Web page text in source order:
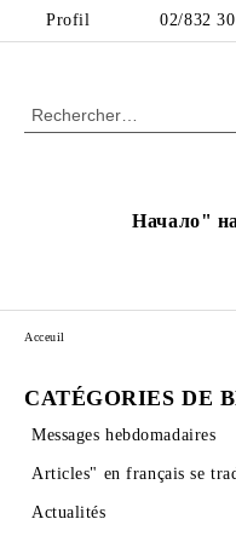
Profil 02/832
Начало"
CATÉGORIES DE
Messages hebdomadaires
Articles" en français se
Actualités
Acceuil